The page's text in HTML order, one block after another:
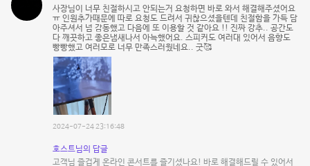
사장님이 너무 친절하시고 안되는거 요청하면 바로 와서 해결해주셨어요
ㅠ 인원추가때문에 따로 요청도 드려서 귀찮으셨을텐데 친절함을 가득 담
아주셔서 넘 감동했고 다음에 또 이용할 것 같아요 !! 진짜 강추.. 공간도
다 깨끗하고 좋은냄새나서 아늑했어요. 스피커도 여러대 있어서 음향도
빵빵했고 여러모로 너무 만족스러웠네요.. 굿🥰
2024-07-24 23:16:48
호스트님의 답글
고객님 즐겁게 온라인 콘서트를 즐기셨나요! 바로 해결해드릴 수 있어서